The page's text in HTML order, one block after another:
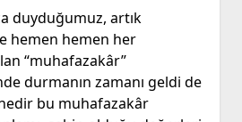
duyduğumuz, artık
hemen hemen her
“muhafazakâr”
durmanın zamanı geldi de
bu muhafazakâr